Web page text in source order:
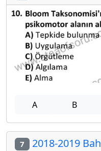
A B
7 2018-2019